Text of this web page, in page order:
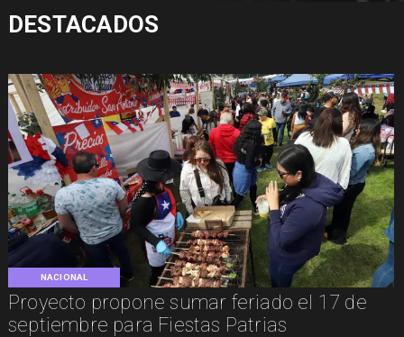
NACIONAL
Proyecto propone sumar feriado el 17 de
septiembre para Fiestas Patrias
DESTACADOS